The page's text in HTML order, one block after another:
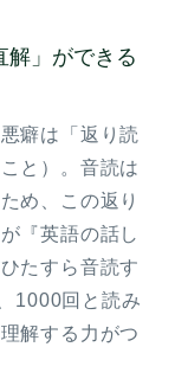
」ができる
癖は「返り読
と）。音読は
め、この返り
『英語の話し
たすら音読す
1000回と読み
解する力がつ